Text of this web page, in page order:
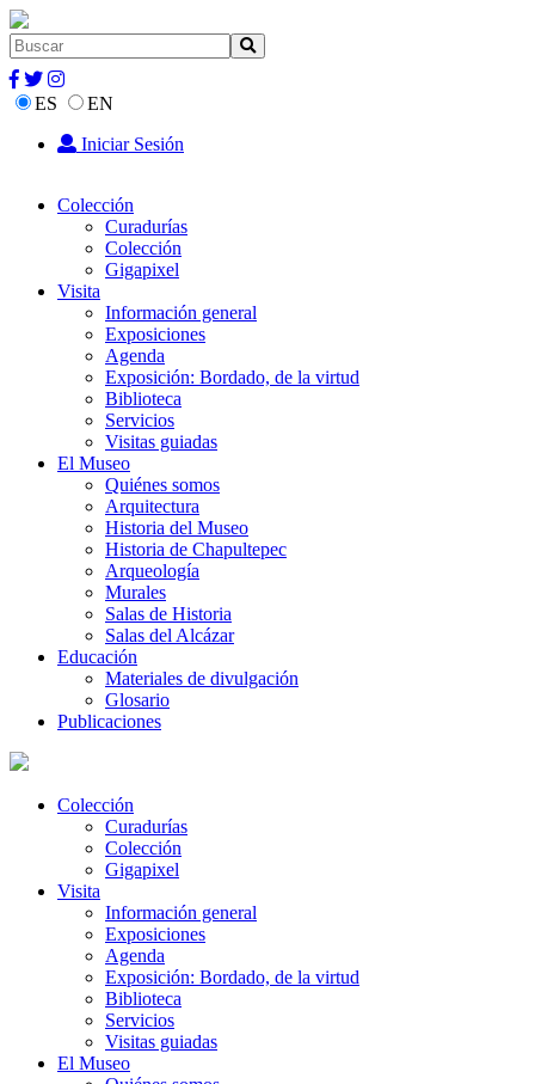
ES
EN
Iniciar Sesión
Colección
Curadurías
Colección
Gigapixel
Visita
Información general
Exposiciones
Agenda
Exposición: Bordado, de la virtud
Biblioteca
Servicios
Visitas guiadas
El Museo
Quiénes somos
Arquitectura
Historia del Museo
Historia de Chapultepec
Arqueología
Murales
Salas de Historia
Salas del Alcázar
Educación
Materiales de divulgación
Glosario
Publicaciones
Colección
Curadurías
Colección
Gigapixel
Visita
Información general
Exposiciones
Agenda
Exposición: Bordado, de la virtud
Biblioteca
Servicios
Visitas guiadas
El Museo